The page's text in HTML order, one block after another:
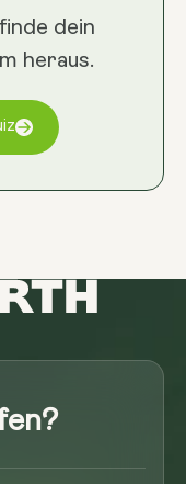
dein
heraus.